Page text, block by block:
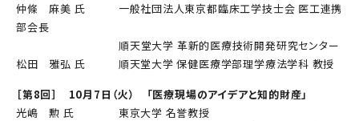
仲條 麻美 氏 一般社団法人東京都臨床工学技士会 医工連携
部会長
順天堂大学 革新的医療技術開発研究センター
松田 雅弘 氏 順天堂大学 保健医療学部理学療法学科 教授
［第8回］ 10月7日（火） 「医療現場のアイデアと知的財産」
光嶋 勲 氏 東京大学 名誉教授